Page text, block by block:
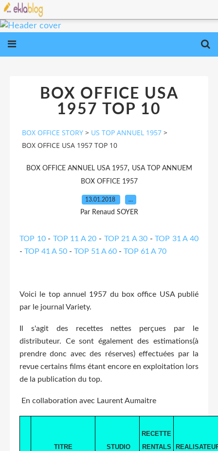
BOX OFFICE USA
1957 TOP 10
BOX OFFICE STORY > US TOP ANNUEL 1957 >
BOX OFFICE USA 1957 TOP 10
BOX OFFICE ANNUEL USA 1957, USA TOP ANNUEM
BOX OFFICE 1957
13.01.2018 …
Par Renaud SOYER
TOP 10 - TOP 11 A 20 - TOP 21 A 30 -TOP 31 A 40
- TOP 41 A 50 - TOP 51 A 60 - TOP 61 A 70
Voici le top annuel 1957 du box office USA publié
par le journal Variety.
Il s'agit des recettes nettes perçues par le
distributeur. Ce sont également des estimations(à
prendre donc avec des réserves) effectuées par la
revue certains films étant encore en exploitation lors
de la publication du top.
En collaboration avec Laurent Aumaitre
TITRE STUDIO
RECETTE
RENTALS